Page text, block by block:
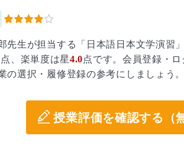
4
先生が担当する「日本語日本文学演習
点、楽単度は星4.0点です。会員登録・
の選択・履修登録の参考にしましょう。
授業評価を確認する（